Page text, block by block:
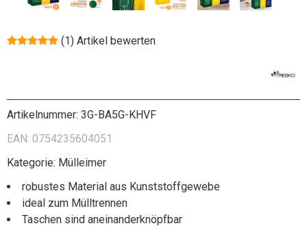
(1) Artikel bewerten
Artikelnummer: 3G-BA5G-KHVF
EAN: 0754235604051
Kategorie: Mülleimer
robustes Material aus Kunststoffgewebe
ideal zum Mülltrennen
Taschen sind aneinanderknöpfbar